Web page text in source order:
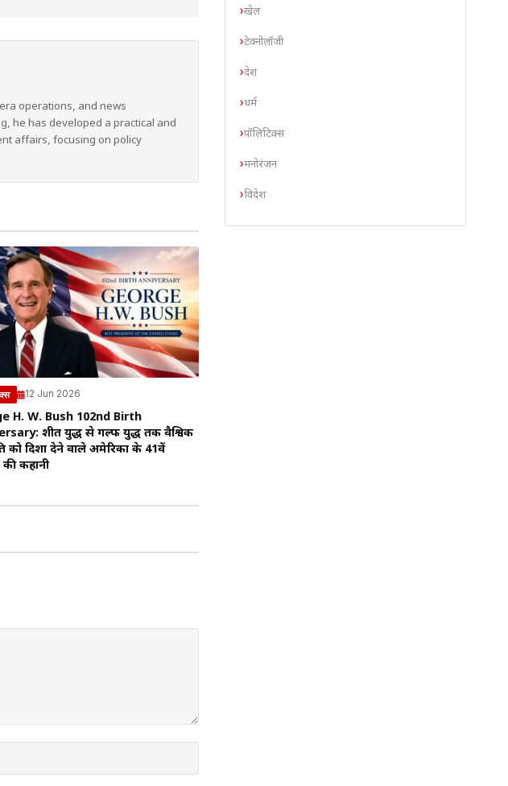
operations, and news
he has developed a practical and
affairs, focusing on policy
12 Jun 2026
H. W. Bush 102nd Birth
शीत युद्ध से गल्फ युद्ध तक वैश्विक
को दिशा देने वाले अमेरिका के 41वें
की कहानी
खेल
टेक्नोलॉजी
देश
धर्म
पॉलिटिक्स
मनोरंजन
विदेश